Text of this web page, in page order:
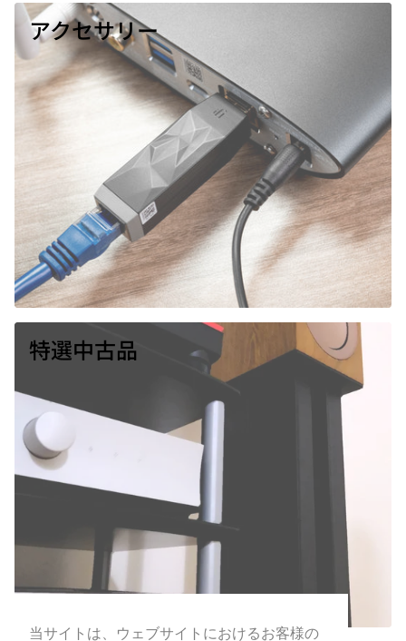
当サイトは、ウェブサイトにおけるお客様の
当サイトは、ウェブサイトにおけるお客様の
アクセサリー
特選中古品